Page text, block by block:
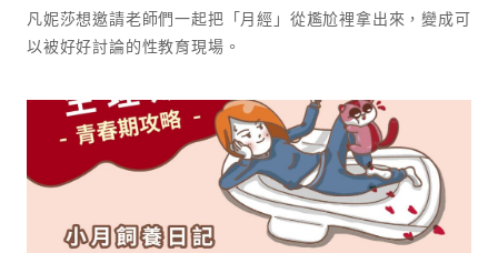
凡妮莎想邀請老師們一起把「月經」從尷尬裡拿出來，變成可